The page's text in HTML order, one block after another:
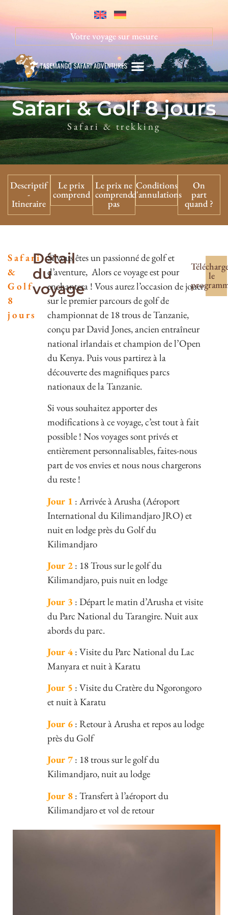
Votre voyage sur mesure
Safari & Golf 8 jours
Safari & trekking
Descriptif
-
Itineraire
Le prix
comprend
Le prix ne
comprend
pas
Conditions
d'annulations
On
part
quand ?
Safari
&
Golf
8
jours
Détail
du
voyage
Si vous êtes un passionné de golf et
d’aventure, Alors ce voyage est pour
enchantera ! Vous aurez l’occasion de jouer
sur le premier parcours de golf de
championnat de 18 trous de Tanzanie,
conçu par David Jones, ancien entraîneur
national irlandais et champion de l’Open
du Kenya. Puis vous partirez à la
découverte des magnifiques parcs
nationaux de la Tanzanie.
Si vous souhaitez apporter des
modifications à ce voyage, c’est tout à fait
possible ! Nos voyages sont privés et
entièrement personnalisables, faites-nous
part de vos envies et nous nous chargerons
du reste !
Jour 1 : Arrivée à Arusha (Aéroport
International du Kilimandjaro JRO) et
nuit en lodge près du Golf du
Kilimandjaro
Jour 2: 18 Trous sur le golf du
Kilimandjaro, puis nuit en lodge
Jour 3 : Départ le matin d’Arusha et visite
du Parc National du Tarangire. Nuit aux
abords du parc.
Jour 4: Visite du Parc National du Lac
Manyara et nuit à Karatu
Jour 5 : Visite du Cratère du Ngorongoro
et nuit à Karatu
Jour 6: Retour à Arusha et repos au lodge
près du Golf
Jour 7: 18 trous sur le golf du
Kilimandjaro, nuit au lodge
Jour 8: Transfert à l’aéroport du
Kilimandjaro et vol de retour
le